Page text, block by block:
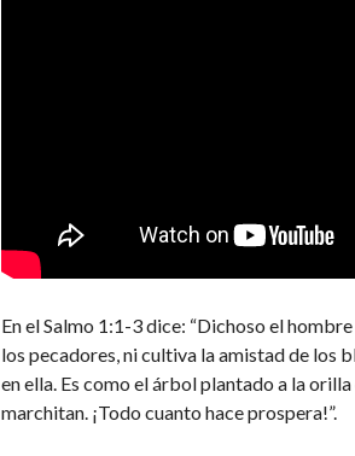
En el Salmo 1:1-3 dice: “Dichoso el
los pecadores, ni cultiva la amistad de los
en ella. Es como el árbol plantado a la
marchitan. ¡Todo cuanto hace prospera!”.